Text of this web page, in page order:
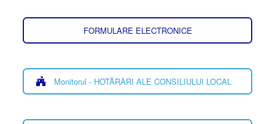
FORMULARE ELECTRONICE
Monitorul - HOTĂRÂRI ALE CONSILIULUI LOCAL